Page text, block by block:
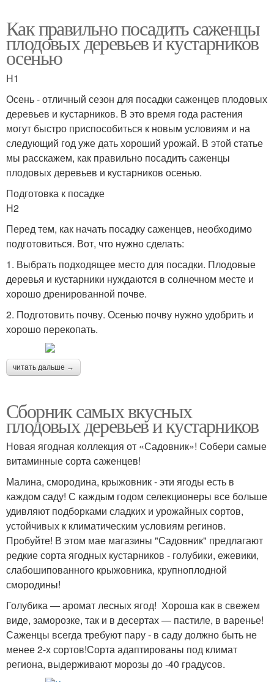
Как правильно посадить саженцы
плодовых деревьев и кустарников
осенью
H1
Осень - отличный сезон для посадки саженцев плодовых
деревьев и кустарников. В это время года растения
могут быстро приспособиться к новым условиям и на
следующий год уже дать хороший урожай. В этой статье
мы расскажем, как правильно посадить саженцы
плодовых деревьев и кустарников осенью.
Подготовка к посадке
H2
Перед тем, как начать посадку саженцев, необходимо
подготовиться. Вот, что нужно сделать:
1. Выбрать подходящее место для посадки. Плодовые
деревья и кустарники нуждаются в солнечном месте и
хорошо дренированной почве.
2. Подготовить почву. Осенью почву нужно удобрить и
хорошо перекопать.
читать дальше →
Сборник самых вкусных
плодовых деревьев и кустарников
Новая ягодная коллекция от «Садовник»! Собери самые
витаминные сорта саженцев!
Малина, смородина, крыжовник - эти ягоды есть в
каждом саду! С каждым годом селекционеры все больше
удивляют подборками сладких и урожайных сортов,
устойчивых к климатическим условиям регинов.
Пробуйте! В этом мае магазины "Садовник" предлагают
редкие сорта ягодных кустарников - голубики, ежевики,
слабошипованного крыжовника, крупноплодной
смородины!
Голубика — аромат лесных ягод! Хороша как в свежем
виде, заморозке, так и в десертах — пастиле, в варенье!
Саженцы всегда требуют пару - в саду должно быть не
менее 2-х сортов!Сорта адаптированы под климат
региона, выдерживают морозы до -40 градусов.